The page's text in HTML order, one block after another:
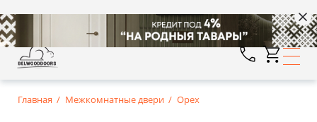
Главная Межкомнатные двери Орех